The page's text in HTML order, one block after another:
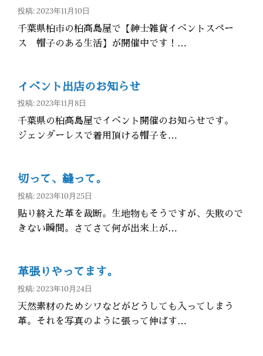
投稿: 2023年11月10日
千葉県柏市の柏高島屋で【紳士雑貨イベントスペー
ス 帽子のある生活】が開催中です！…
イベント出店のお知らせ
投稿: 2023年11月8日
千葉県の柏高島屋でイベント開催のお知らせです。
ジェンダーレスで着用頂ける帽子を…
切って、縫って。
投稿: 2023年10月25日
貼り終えた革を裁断。生地物もそうですが、失敗ので
きない瞬間。さてさて何が出来上が…
革張りやってます。
投稿: 2023年10月24日
天然素材のためシワなどがどうしても入ってしまう
革。それを写真のように張って伸ばす…